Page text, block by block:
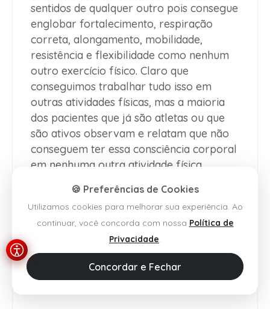
sentidos de qualquer outro pois consegue
englobar fortalecimento, respiração
correta, alongamento, mobilidade,
resistência e flexibilidade como nenhum
outro exercício físico. Claro que
conseguimos trabalhar tudo isso em
outras atividades físicas, mas a maioria
dos pacientes que já são atletas ou que
são ativos observam e relatam que não
conseguem ter essa consciência corporal
em nenhuma outra atividade física.
Além de ser uma forma de tratamento, é
uma das principais buscas por
manutenção de saúde hoje em dia, por
não se tratar de um exercício de alta
intensidade. É um perfeito equilíbrio entre
🍪 Preferências de Cookies
Utilizamos cookies para melhorar sua experiência. Ao
continuar, você concorda com nossa Política de
Privacidade.
Concordar e Fechar